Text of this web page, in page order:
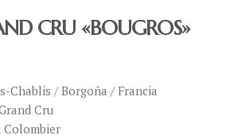
CRU «BOUGROS»
Chablis / Borgoña / Francia
Cru
Colombier